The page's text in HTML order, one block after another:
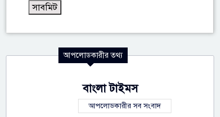
আপলোডকারীর তথ্য
বাংলা টাইমস
আপলোডকারীর সব সংবাদ